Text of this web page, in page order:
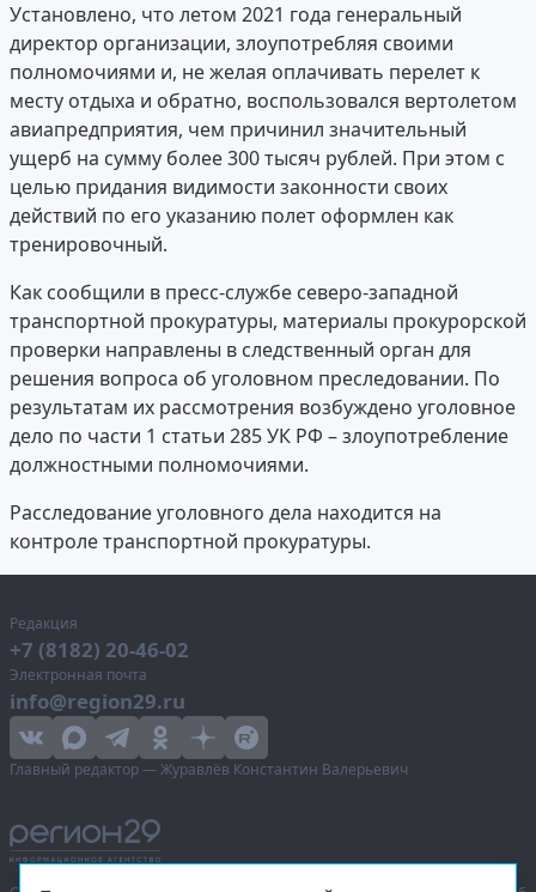
Установлено, что летом 2021 года генеральный
директор организации, злоупотребляя своими
полномочиями и, не желая оплачивать перелет к
месту отдыха и обратно, воспользовался вертолетом
авиапредприятия, чем причинил значительный
ущерб на сумму более 300 тысяч рублей. При этом с
целью придания видимости законности своих
действий по его указанию полет оформлен как
тренировочный.
Как сообщили в пресс-службе северо-западной
транспортной прокуратуры, материалы прокурорской
проверки направлены в следственный орган для
решения вопроса об уголовном преследовании. По
результатам их рассмотрения возбуждено уголовное
дело по части 1 статьи 285 УК РФ – злоупотребление
должностными полномочиями.
Расследование уголовного дела находится на
контроле транспортной прокуратуры.
Редакция
+7 (8182) 20-46-02
Электронная почта
info@region29.ru
Главный редактор — Журавлёв Константин Валерьевич